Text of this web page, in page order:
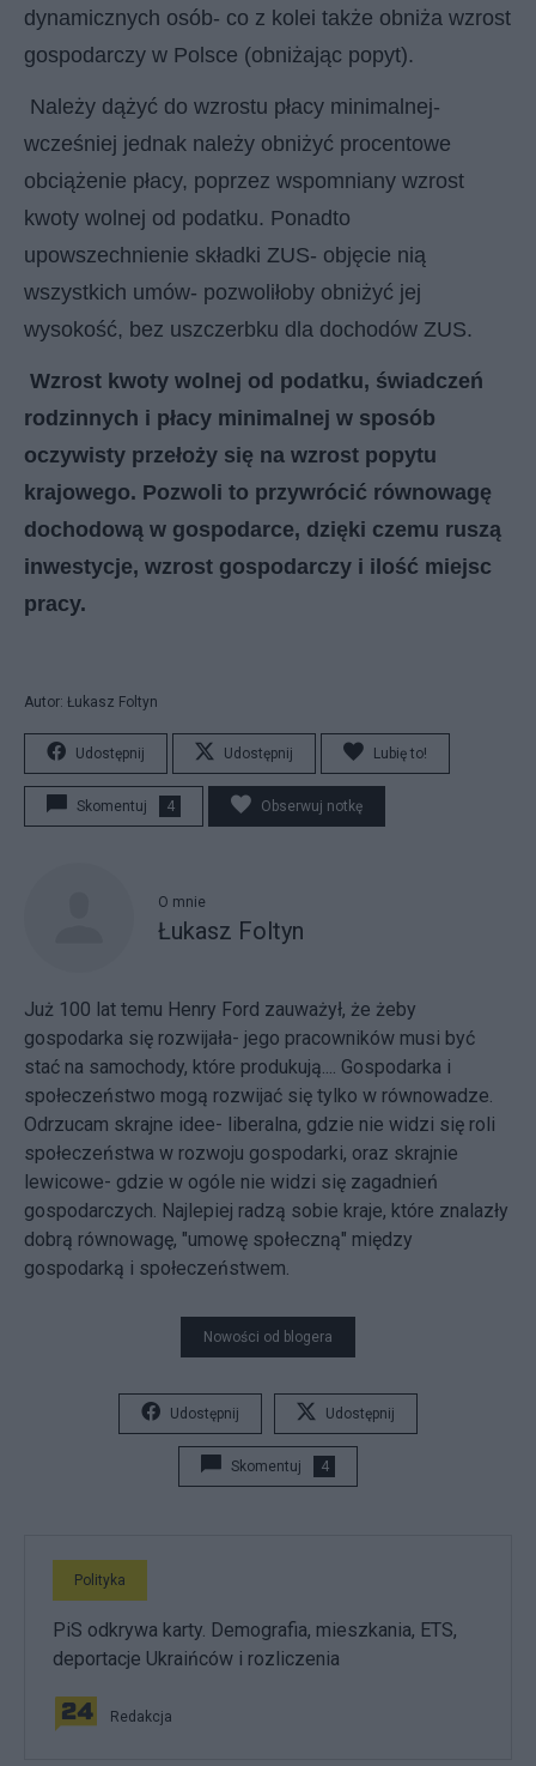
dynamicznych osób- co z kolei także obniża wzrost
gospodarczy w Polsce (obniżając popyt).
Należy dążyć do wzrostu płacy minimalnej-
wcześniej jednak należy obniżyć procentowe
obciążenie płacy, poprzez wspomniany wzrost
kwoty wolnej od podatku. Ponadto
upowszechnienie składki ZUS- objęcie nią
wszystkich umów- pozwoliłoby obniżyć jej
wysokość, bez uszczerbku dla dochodów ZUS.
Wzrost kwoty wolnej od podatku, świadczeń
rodzinnych i płacy minimalnej w sposób
oczywisty przełoży się na wzrost popytu
krajowego. Pozwoli to przywrócić równowagę
dochodową w gospodarce, dzięki czemu ruszą
inwestycje, wzrost gospodarczy i ilość miejsc
pracy.
Autor: Łukasz Foltyn
Udostępnij Udostępnij Lubię to!
Skomentuj 4 Obserwuj notkę
O mnie
Łukasz Foltyn
Już 100 lat temu Henry Ford zauważył, że żeby
gospodarka się rozwijała- jego pracowników musi być
stać na samochody, które produkują.... Gospodarka i
społeczeństwo mogą rozwijać się tylko w równowadze.
Odrzucam skrajne idee- liberalna, gdzie nie widzi się roli
społeczeństwa w rozwoju gospodarki, oraz skrajnie
lewicowe- gdzie w ogóle nie widzi się zagadnień
gospodarczych. Najlepiej radzą sobie kraje, które znalazły
dobrą równowagę, "umowę społeczną" między
gospodarką i społeczeństwem.
Nowości od blogera
Udostępnij Udostępnij
Skomentuj 4
Polityka
PiS odkrywa karty. Demografia, mieszkania, ETS,
deportacje Ukraińców i rozliczenia
Redakcja